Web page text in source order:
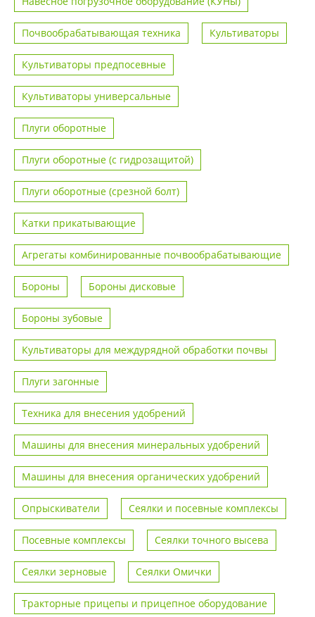
Почвообрабатывающая техника Культиваторы
Культиваторы предпосевные
Культиваторы универсальные
Плуги оборотные
Плуги оборотные (с гидрозащитой)
Плуги оборотные (срезной болт)
Катки прикатывающие
Агрегаты комбинированные почвообрабатывающие
Бороны Бороны дисковые
Бороны зубовые
Культиваторы для междурядной обработки почвы
Плуги загонные
Техника для внесения удобрений
Машины для внесения минеральных удобрений
Машины для внесения органических удобрений
Опрыскиватели Сеялки и посевные комплексы
Посевные комплексы Сеялки точного высева
Сеялки зерновые Сеялки Омички
Тракторные прицепы и прицепное оборудование